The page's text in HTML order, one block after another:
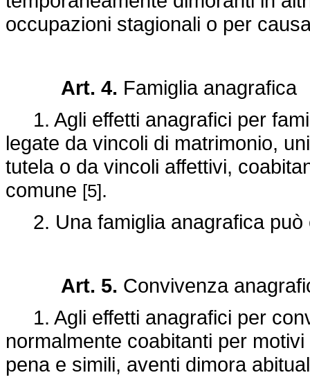
occupazioni stagionali o per
Art. 4. Famiglia anagrafica
1. Agli effetti anagrafici per
legate da vincoli di matrimonio,
tutela o da vincoli affettivi,
comune [5].
2. Una famiglia anagrafica può
Art. 5. Convivenza
1. Agli effetti anagrafici per
normalmente coabitanti per
pena e simili, aventi dimora